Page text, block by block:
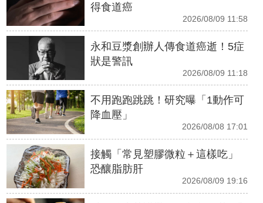
得食道癌
2026/08/09 11:58
永和豆漿創辦人傳食道癌逝！5症
狀是警訊
2026/08/09 11:18
不用跑跑跳跳！研究曝「1動作可
降血壓」
2026/08/08 17:01
接觸「常見塑膠微粒＋這樣吃」
恐釀脂肪肝
2026/08/09 19:16